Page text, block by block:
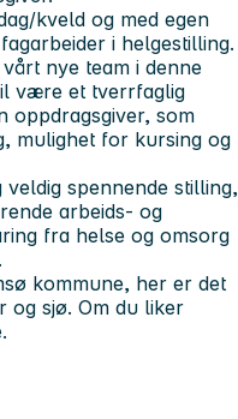
kveld og med egen
i helgestilling.
nye team i denne
være et tverrfaglig
oppdragsgiver, som
mulighet for kursing og
spennende stilling,
arbeids- og
fra helse og omsorg
kommune, her er det
og sjø. Om du liker